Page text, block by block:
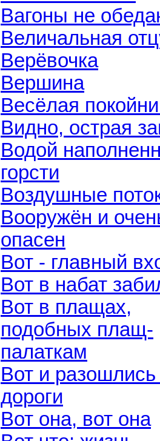
Вагоны не
Величальная
Верёвочка
Вершина
Весёлая
Видно, острая
Водой
горсти
Воздушные
Вооружён и
опасен
Вот - главный
Вот в набат
Вот в плащах,
подобных плащ-
палаткам
Вот и разошлись
дороги
Вот она, вот она